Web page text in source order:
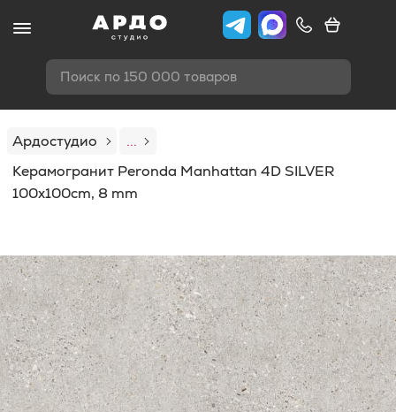
Поиск по 150 000 товаров
Ардостудио
...
Керамогранит Peronda Manhattan 4D SILVER
100x100cm, 8 mm